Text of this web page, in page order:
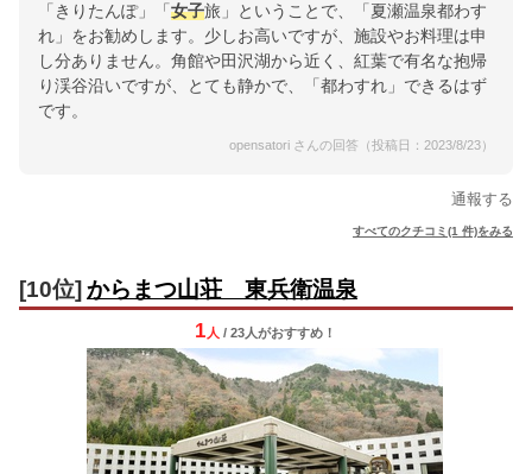
「きりたんぽ」「 女子旅」ということで、「夏瀬温泉都わす
れ」をお勧めします。少しお高いですが、施設やお料理は申
し分ありません。角館や田沢湖から近く、紅葉で有名な抱帰
り渓谷沿いですが、とても静かで、「都わすれ」できるはず
です。
opensatori さんの回答（投稿日：2023/8/23）
通報する
すべてのクチコミ(1 件)をみる
[10位] からまつ山荘 東兵衛温泉
1 人 / 23人がおすすめ！